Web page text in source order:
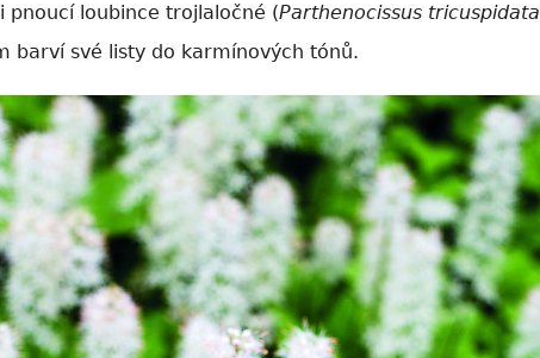
pnoucí loubince trojlaločné (Parthenocissus tricuspidata
barví své listy do karmínových tónů.